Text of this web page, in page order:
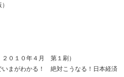
０１０年４月 第１刷）
まがわかる！ 絶対こうなる！日本経済